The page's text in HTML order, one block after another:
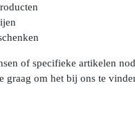
of specifieke artikelen
graag om het bij ons te